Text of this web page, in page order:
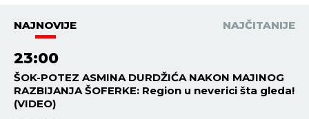
NAJNOVIJE NAJČITANIJE
23:00
ŠOK-POTEZ ASMINA DURDŽIĆA NAKON MAJINOG
RAZBIJANJA ŠOFERKE: Region u neverici šta gleda!
(VIDEO)